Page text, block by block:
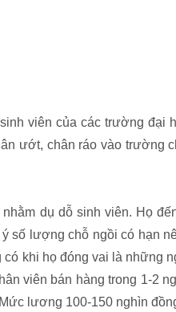
viên của các trường đại
ướt, chân ráo vào trường
dụ dỗ sinh viên. Họ
số lượng chỗ ngồi có hạn
khi họ đóng vai là những
viên bán hàng trong 1-2
lương 100-150 nghìn